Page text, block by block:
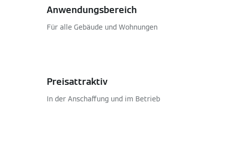
Anwendungsbereich
Für alle Gebäude und Wohnungen
Preisattraktiv
In der Anschaffung und im Betrieb